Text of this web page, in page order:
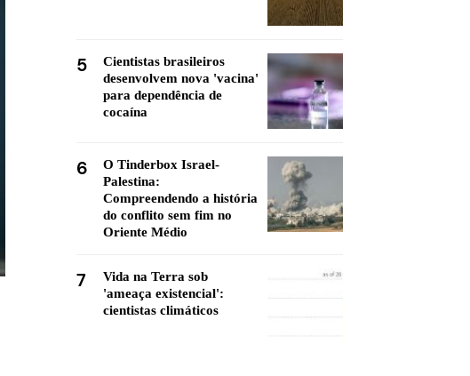
5
Cientistas brasileiros
desenvolvem nova 'vacina'
para dependência de
cocaína
6
O Tinderbox Israel-
Palestina:
Compreendendo a história
do conflito sem fim no
Oriente Médio
7
Vida na Terra sob
'ameaça existencial':
cientistas climáticos